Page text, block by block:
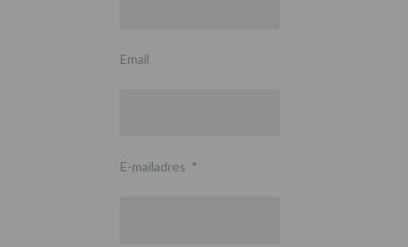
Email
E-mailadres *